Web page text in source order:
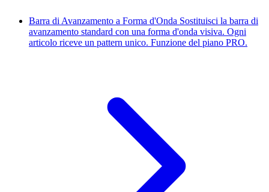
Barra di Avanzamento a Forma d'Onda Sostituisci la barra di
avanzamento standard con una forma d'onda visiva. Ogni
articolo riceve un pattern unico. Funzione del piano PRO.